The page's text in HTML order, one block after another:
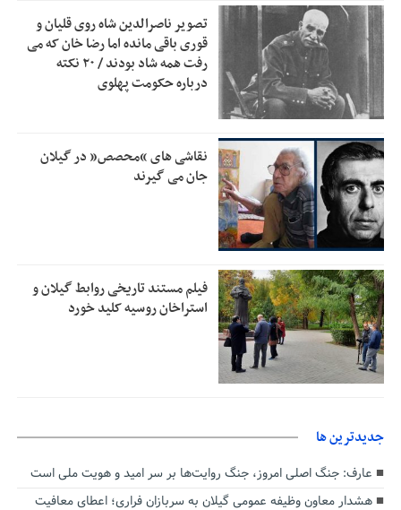
12:33 جزئیات فعال‌سازی «کیف پول ایران» اعلام شد
12:30
حمایت از مرزنشینان نباید به زیان تولید باشد/مواد اولیه با
کولبری وارد شود
11:05 شایعه «معافیت سربازان فراری» تکذیب شد
11:04 امیر اکرمی‌نیا: ارتش کاملاً آماده است
تصویر ناصرالدین شاه روی قلیان و
قوری باقی مانده اما رضا خان که می
رفت همه شاد بودند / ۲۰ نکته
درباره حکومت پهلوی
نقاشی های “محصص” در گیلان
جان می گیرند
فیلم مستند تاریخی روابط گیلان و
استراخان روسیه کلید خورد
جديدترين ها
عارف: جنگ اصلی امروز، جنگ روایت‌ها بر سر امید و هویت ملی است
هشدار معاون وظیفه عمومی گیلان به سربازان فراری؛ اعطای معافیت